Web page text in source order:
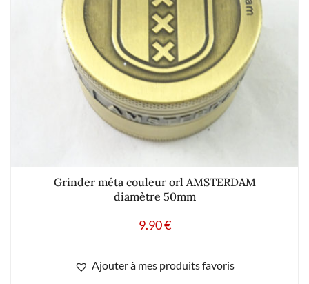
Grinder méta couleur orl AMSTERDAM
diamètre 50mm
9.90€
Ajouter à mes produits favoris